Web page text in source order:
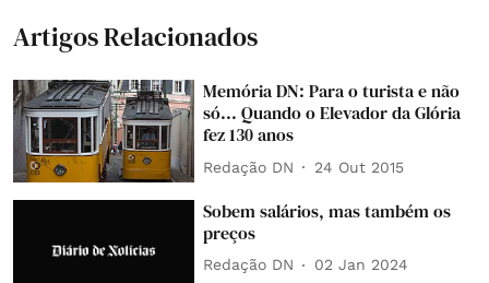
Artigos Relacionados
Memória DN: Para o turista e não
só... Quando o Elevador da Glória
fez 130 anos
Redação DN 24 Out 2015
Sobem salários, mas também os
preços
Redação DN 02 Jan 2024